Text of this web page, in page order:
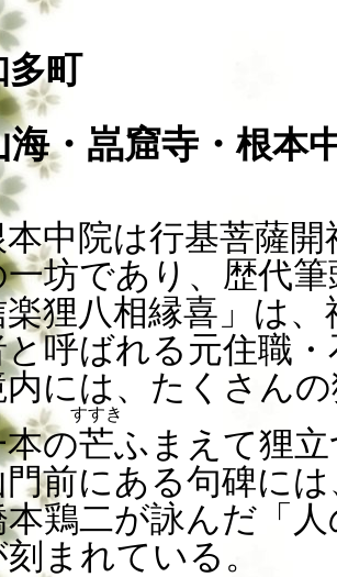
多町
・ 嵓窟寺・根本
中院は行基菩薩開
坊であり、歴代
狸八相縁喜」は、
呼ばれる元住職
には、たくさんの
の芒
すすき
ふまえて狸
前にある句碑には
鶏二が詠んだ「
まれている。